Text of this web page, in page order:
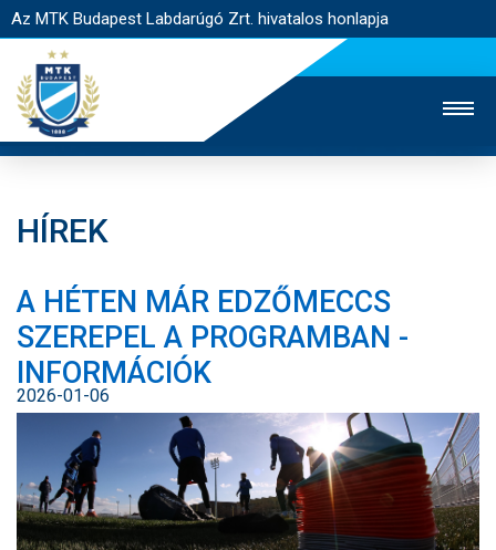
Az MTK Budapest Labdarúgó Zrt. hivatalos honlapja
JEGYÉRTÉKESÍTÉS
WEBSHOP
STADION
EGYESÜLET
KAPCSOLAT
NYITÓLAP
HÍREK
CSAPATOK
MÉRKŐZÉSEK
HÍREK
A HÉTEN MÁR EDZŐMECCS
SZEREPEL A PROGRAMBAN -
INFORMÁCIÓK
2026-01-06